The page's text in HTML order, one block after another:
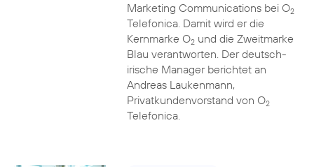
Marketing Communications bei O2
Telefonica. Damit wird er die
Kernmarke O2und die Zweitmarke
Blau verantworten. Der deutsch-
irische Manager berichtet an
Andreas Laukenmann,
Privatkundenvorstand von O2
Telefonica.